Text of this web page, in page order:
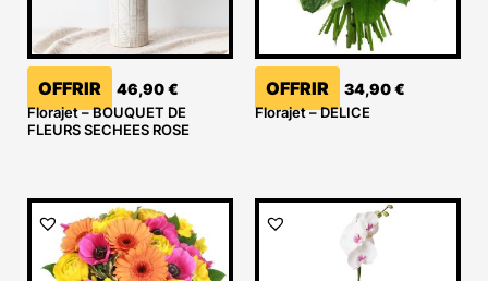
OFFRIR 46,90€
Florajet – BOUQUET DE
FLEURS SECHEES ROSE
OFFRIR 34,90€
Florajet – DELICE